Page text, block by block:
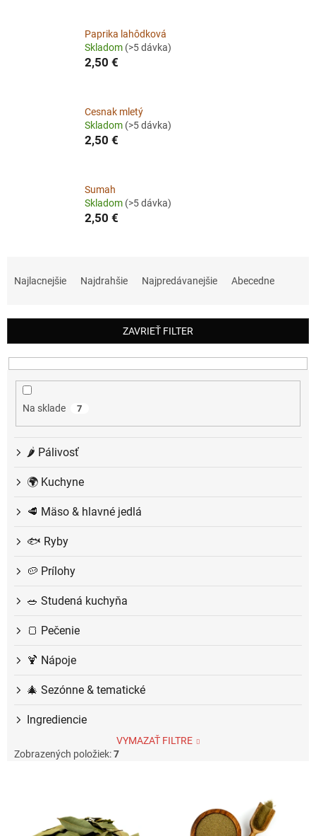
Paprika lahôdková
Skladom (>5 dávka)
2,50 €
Cesnak mletý
Skladom (>5 dávka)
2,50 €
Sumah
Skladom (>5 dávka)
2,50 €
i
e
p
Najlacnejšie Najdrahšie Najpredávanejšie Abecedne
ZAVRIEŤ FILTER
Na sklade 7
🌶️ Pálivosť
🌍 Kuchyne
🥩 Mäso & hlavné jedlá
🐟 Ryby
🥔 Prílohy
🥗 Studená kuchyňa
🍞 Pečenie
🍹 Nápoje
🎄 Sezónne & tematické
Ingrediencie
VYMAZAŤ FILTRE
Zobrazených položiek:7